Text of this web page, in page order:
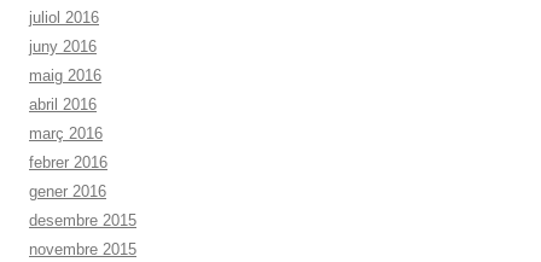
juliol 2016
juny 2016
maig 2016
abril 2016
març 2016
febrer 2016
gener 2016
desembre 2015
novembre 2015